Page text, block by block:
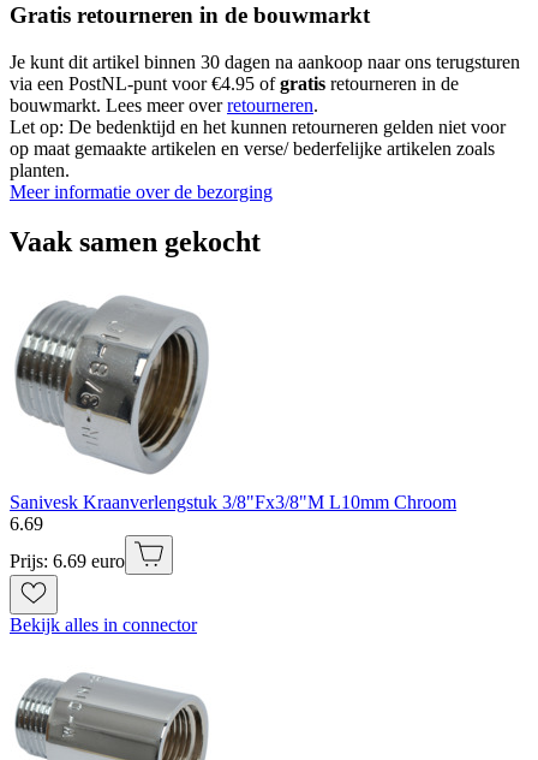
Gratis retourneren in de bouwmarkt
Je kunt dit artikel binnen 30 dagen na aankoop naar ons terugsturen
via een PostNL-punt voor €4.95 ofgratis retourneren in de
bouwmarkt. Lees meer overretourneren.
Let op: De bedenktijd en het kunnen retourneren gelden niet voor
op maat gemaakte artikelen en verse/ bederfelijke artikelen zoals
planten.
Meer informatie over de bezorging
Vaak samen gekocht
Sanivesk Kraanverlengstuk 3/8"Fx3/8"M L10mm Chroom
6.69
Prijs: 6.69 euro
Bekijk alles in connector